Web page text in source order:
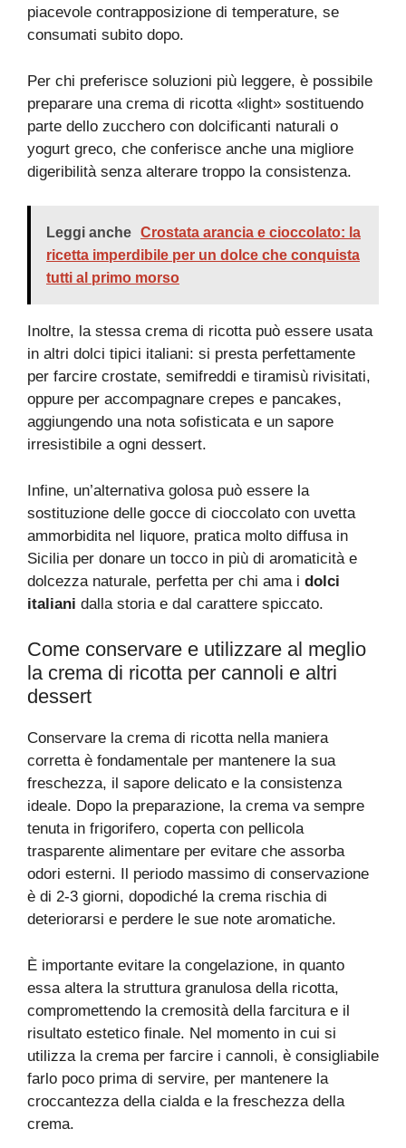
piacevole contrapposizione di temperature, se
consumati subito dopo.
Per chi preferisce soluzioni più leggere, è possibile
preparare una crema di ricotta «light» sostituendo
parte dello zucchero con dolcificanti naturali o
yogurt greco, che conferisce anche una migliore
digeribilità senza alterare troppo la consistenza.
Leggi anche Crostata arancia e cioccolato: la
ricetta imperdibile per un dolce che conquista
tutti al primo morso
Inoltre, la stessa crema di ricotta può essere usata
in altri dolci tipici italiani: si presta perfettamente
per farcire crostate, semifreddi e tiramisù rivisitati,
oppure per accompagnare crepes e pancakes,
aggiungendo una nota sofisticata e un sapore
irresistibile a ogni dessert.
Infine, un’alternativa golosa può essere la
sostituzione delle gocce di cioccolato con uvetta
ammorbidita nel liquore, pratica molto diffusa in
Sicilia per donare un tocco in più di aromaticità e
dolcezza naturale, perfetta per chi ama i dolci
italiani dalla storia e dal carattere spiccato.
Come conservare e utilizzare al meglio
la crema di ricotta per cannoli e altri
dessert
Conservare la crema di ricotta nella maniera
corretta è fondamentale per mantenere la sua
freschezza, il sapore delicato e la consistenza
ideale. Dopo la preparazione, la crema va sempre
tenuta in frigorifero, coperta con pellicola
trasparente alimentare per evitare che assorba
odori esterni. Il periodo massimo di conservazione
è di 2-3 giorni, dopodiché la crema rischia di
deteriorarsi e perdere le sue note aromatiche.
È importante evitare la congelazione, in quanto
essa altera la struttura granulosa della ricotta,
compromettendo la cremosità della farcitura e il
risultato estetico finale. Nel momento in cui si
utilizza la crema per farcire i cannoli, è consigliabile
farlo poco prima di servire, per mantenere la
croccantezza della cialda e la freschezza della
crema.